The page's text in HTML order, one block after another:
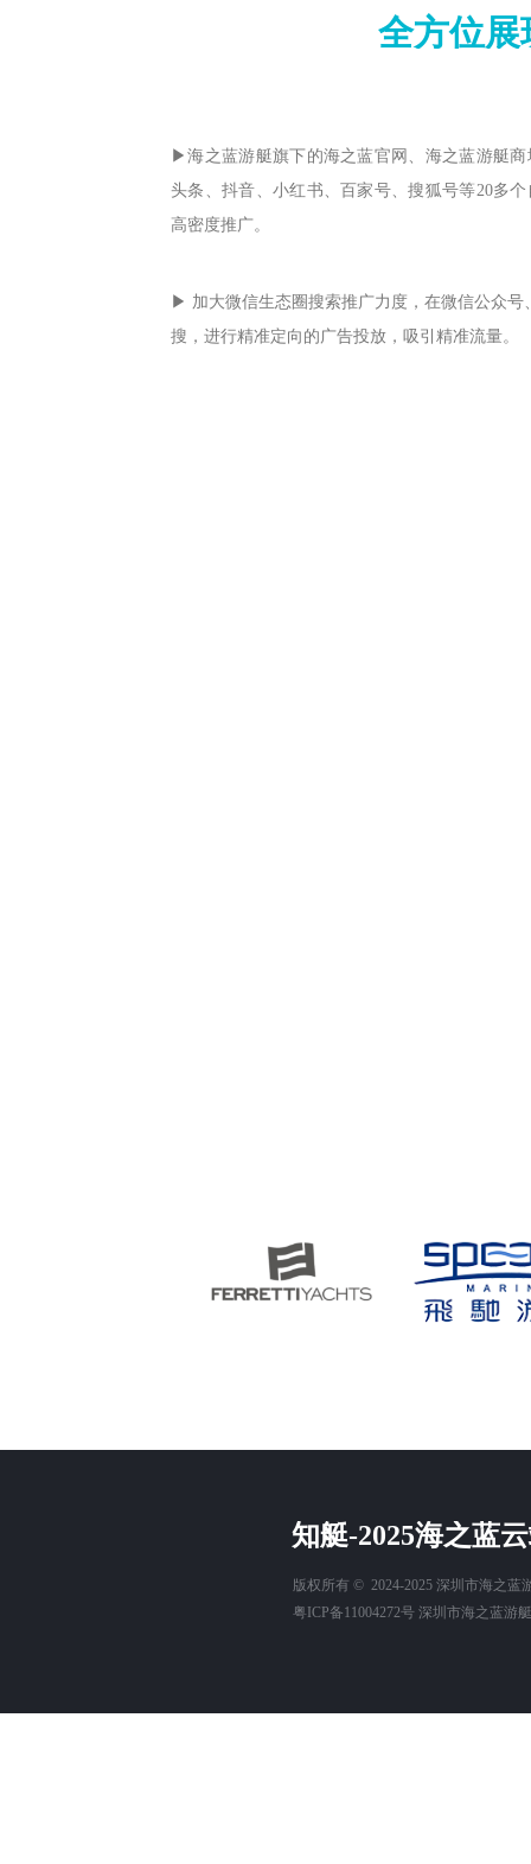
全方位展
▶海之蓝游艇旗下的海之蓝官网、海之蓝游艇
头条、抖音、小红书、百家号、搜狐号等20多
高密度推广。
▶ 加大微信生态圈搜索推广力度，在微信公众号
搜，进行精准定向的广告投放，吸引精准流量。
知艇-2025海之蓝
版权所有 ©  2024-2025 深圳市海之蓝
粤ICP备11004272号 深圳市海之蓝游